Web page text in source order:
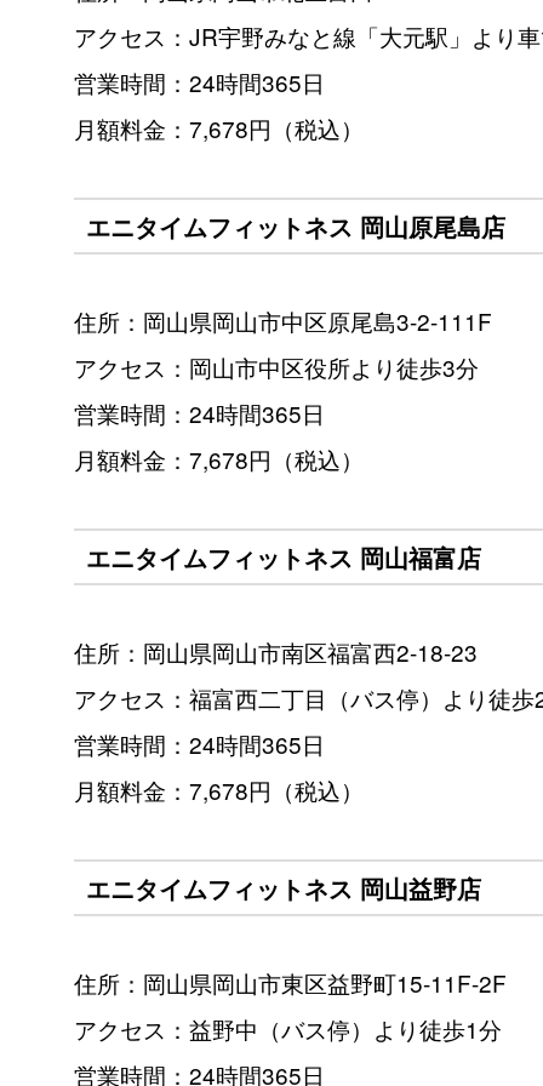
アクセス：JR宇野みなと線「大元駅」より
営業時間：24時間365日
月額料金：7,678円（税込）
エニタイムフィットネス 岡山原尾島店
住所：岡山県岡山市中区原尾島3-2-111F
アクセス：岡山市中区役所より徒歩3分
営業時間：24時間365日
月額料金：7,678円（税込）
エニタイムフィットネス 岡山福富店
住所：岡山県岡山市南区福富西2-18-23
アクセス：福富西二丁目（バス停）より徒歩
営業時間：24時間365日
月額料金：7,678円（税込）
エニタイムフィットネス 岡山益野店
住所：岡山県岡山市東区益野町15-11F-2F
アクセス：益野中（バス停）より徒歩1分
営業時間：24時間365日